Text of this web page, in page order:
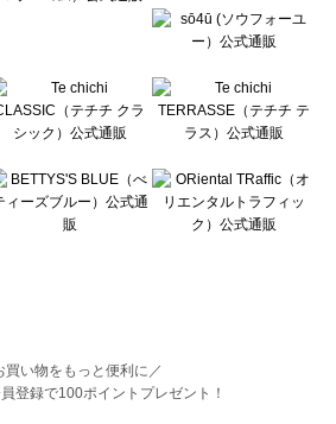
買い物をもっと便利に／
登録で100ポイントプレゼント！